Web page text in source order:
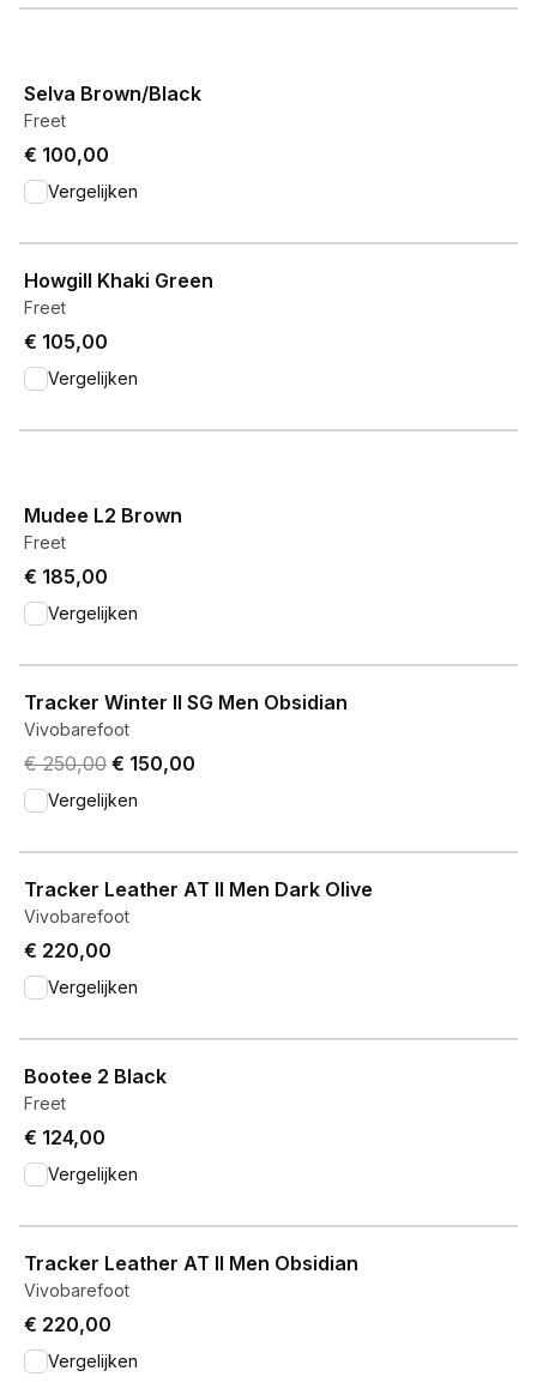
Selva Brown/Black
Freet
€ 100,00
Vergelijken
Howgill Khaki Green
Freet
€ 105,00
Vergelijken
Mudee L2 Brown
Freet
€ 185,00
Vergelijken
Tracker Winter II SG Men Obsidian
Vivobarefoot
Original price was € 250,00.
€ 250,00 Current price is € 150,00.
€ 150,00
Vergelijken
Tracker Leather AT II Men Dark Olive
Vivobarefoot
€ 220,00
Vergelijken
Bootee 2 Black
Freet
€ 124,00
Vergelijken
Tracker Leather AT II Men Obsidian
Vivobarefoot
€ 220,00
Vergelijken